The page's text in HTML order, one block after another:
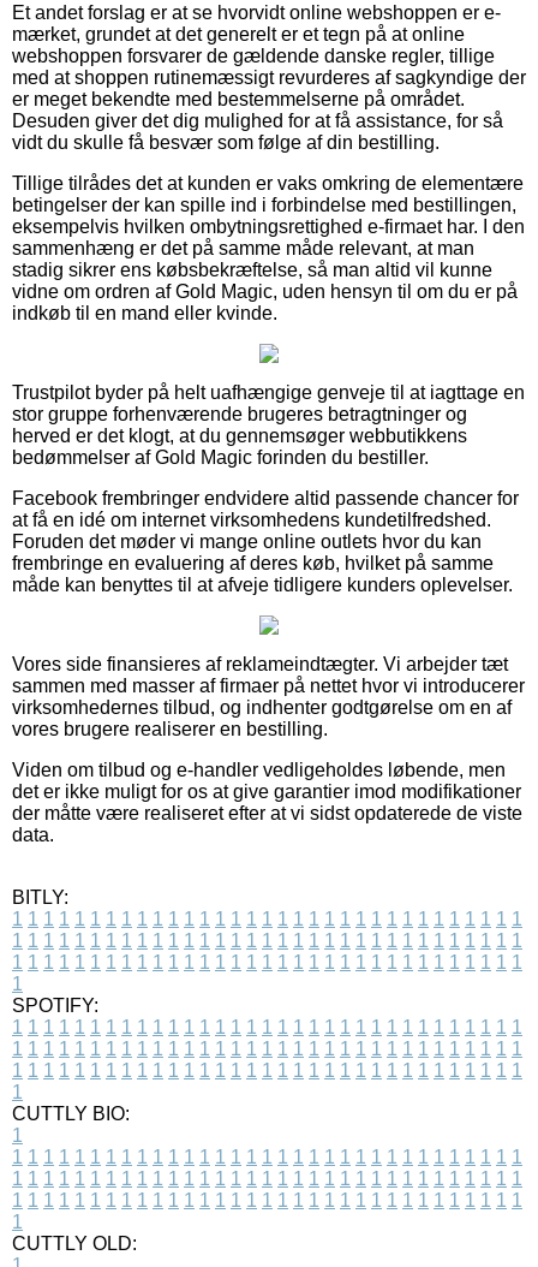
Et andet forslag er at se hvorvidt online webshoppen er e-
mærket, grundet at det generelt er et tegn på at online
webshoppen forsvarer de gældende danske regler, tillige
med at shoppen rutinemæssigt revurderes af sagkyndige der
er meget bekendte med bestemmelserne på området.
Desuden giver det dig mulighed for at få assistance, for så
vidt du skulle få besvær som følge af din bestilling.
Tillige tilrådes det at kunden er vaks omkring de elementære
betingelser der kan spille ind i forbindelse med bestillingen,
eksempelvis hvilken ombytningsrettighed e-firmaet har. I den
sammenhæng er det på samme måde relevant, at man
stadig sikrer ens købsbekræftelse, så man altid vil kunne
vidne om ordren af Gold Magic, uden hensyn til om du er på
indkøb til en mand eller kvinde.
Trustpilot byder på helt uafhængige genveje til at iagttage en
stor gruppe forhenværende brugeres betragtninger og
herved er det klogt, at du gennemsøger webbutikkens
bedømmelser af Gold Magic forinden du bestiller.
Facebook frembringer endvidere altid passende chancer for
at få en idé om internet virksomhedens kundetilfredshed.
Foruden det møder vi mange online outlets hvor du kan
frembringe en evaluering af deres køb, hvilket på samme
måde kan benyttes til at afveje tidligere kunders oplevelser.
Vores side finansieres af reklameindtægter. Vi arbejder tæt
sammen med masser af firmaer på nettet hvor vi introducerer
virksomhedernes tilbud, og indhenter godtgørelse om en af
vores brugere realiserer en bestilling.
Viden om tilbud og e-handler vedligeholdes løbende, men
det er ikke muligt for os at give garantier imod modifikationer
der måtte være realiseret efter at vi sidst opdaterede de viste
data.
BITLY:
1 1 1 1 1 1 1 1 1 1 1 1 1 1 1 1 1 1 1 1 1 1 1 1 1 1 1 1 1 1 1 1 1
1 1 1 1 1 1 1 1 1 1 1 1 1 1 1 1 1 1 1 1 1 1 1 1 1 1 1 1 1 1 1 1 1
1 1 1 1 1 1 1 1 1 1 1 1 1 1 1 1 1 1 1 1 1 1 1 1 1 1 1 1 1 1 1 1 1
1
SPOTIFY:
1 1 1 1 1 1 1 1 1 1 1 1 1 1 1 1 1 1 1 1 1 1 1 1 1 1 1 1 1 1 1 1 1
1 1 1 1 1 1 1 1 1 1 1 1 1 1 1 1 1 1 1 1 1 1 1 1 1 1 1 1 1 1 1 1 1
1 1 1 1 1 1 1 1 1 1 1 1 1 1 1 1 1 1 1 1 1 1 1 1 1 1 1 1 1 1 1 1 1
1
CUTTLY BIO:
1
1 1 1 1 1 1 1 1 1 1 1 1 1 1 1 1 1 1 1 1 1 1 1 1 1 1 1 1 1 1 1 1 1
1 1 1 1 1 1 1 1 1 1 1 1 1 1 1 1 1 1 1 1 1 1 1 1 1 1 1 1 1 1 1 1 1
1 1 1 1 1 1 1 1 1 1 1 1 1 1 1 1 1 1 1 1 1 1 1 1 1 1 1 1 1 1 1 1 1
1
CUTTLY OLD: